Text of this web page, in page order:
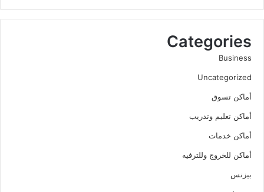
Categories
Business
Uncategorized
أماكن تسوق
أماكن تعليم وتدريب
أماكن خدمات
أماكن للخروج وللترفيه
بيزنس